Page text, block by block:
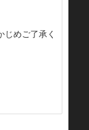
めご了承く